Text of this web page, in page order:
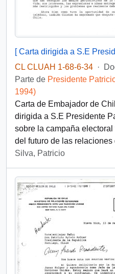
[ Carta dirigida a S.E
CL CLUAH 1-68-6-34 ·
Parte de Presidente
1994)
Carta de Embajador de
dirigida a S.E Presidente
sobre la campaña
del futuro de las
Silva, Patricio